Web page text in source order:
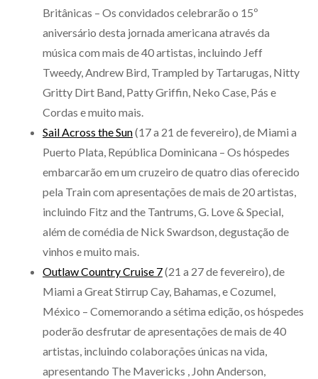
Britânicas – Os convidados celebrarão o 15º
aniversário desta jornada americana através da
música com mais de 40 artistas, incluindo Jeff
Tweedy, Andrew Bird, Trampled by Tartarugas, Nitty
Gritty Dirt Band, Patty Griffin, Neko Case, Pás e
Cordas e muito mais.
Sail Across the Sun(17 a 21 de fevereiro), de Miami a
Puerto Plata, República Dominicana – Os hóspedes
embarcarão em um cruzeiro de quatro dias oferecido
pela Train com apresentações de mais de 20 artistas,
incluindo Fitz and the Tantrums, G. Love & Special,
além de comédia de Nick Swardson, degustação de
vinhos e muito mais.
Outlaw Country Cruise 7(21 a 27 de fevereiro), de
Miami a Great Stirrup Cay, Bahamas, e Cozumel,
México – Comemorando a sétima edição, os hóspedes
poderão desfrutar de apresentações de mais de 40
artistas, incluindo colaborações únicas na vida,
apresentando The Mavericks , John Anderson,